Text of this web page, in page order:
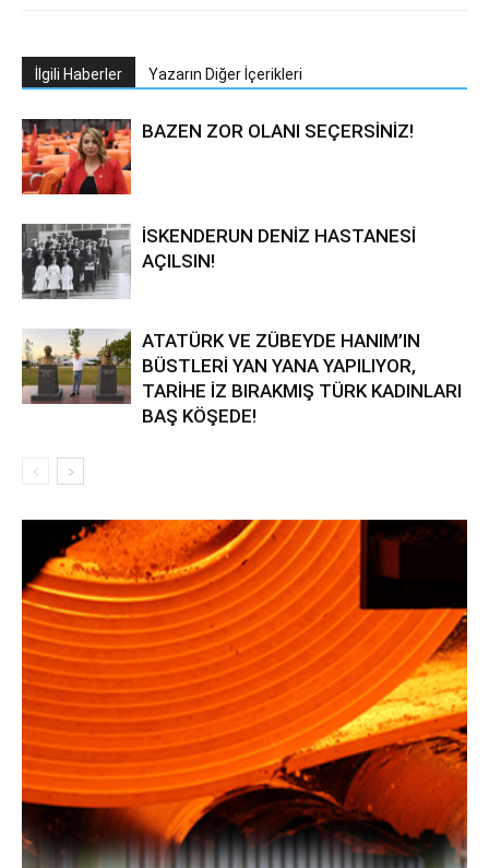
İlgili Haberler Yazarın Diğer İçerikleri
BAZEN ZOR OLANI SEÇERSİNİZ!
İSKENDERUN DENİZ HASTANESİ
AÇILSIN!
ATATÜRK VE ZÜBEYDE HANIM’IN
BÜSTLERİ YAN YANA YAPILIYOR,
TARİHE İZ BIRAKMIŞ TÜRK KADINLARI
BAŞ KÖŞEDE!